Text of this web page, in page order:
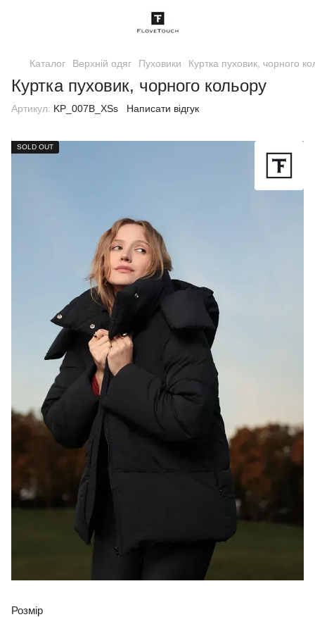
Каталог Верхній одяг Пуховики Куртка пуховик, чорного
Куртка пуховик, чорного кольору
Артикул: KP_007B_XSs Написати відгук
SOLD OUT
Розмір